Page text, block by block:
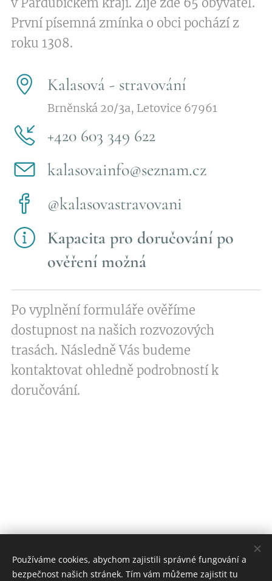
První písemná zmínka o obci pochází z
roku 1308.
Kalasová - stravování
Brněnská 20/3a, Letovice 67961
+420 603 349 622
kalasovainfo@seznam.cz
@kalasovastravovani
Kapacita pro doručování po
ověření možná
Po vyplnění formuláře ověříme
dostupnost na našich rozvozových
trasách. Následně Vás budeme
kontaktovat ohledně podrobností k
doručování.
Používáme cookies, abychom zajistili správné fungování a
bezpečnost našich stránek. Tím vám můžeme zajistit tu